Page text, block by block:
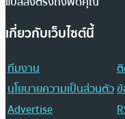
เกี่ยวกับเว็บไซต์นี้
ทีมงาน
นโยบายความเป็นส่วนตัว
Advertise